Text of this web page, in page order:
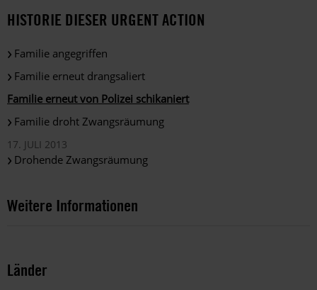
HISTORIE DIESER URGENT ACTION
Familie angegriffen
Familie erneut drangsaliert
Familie erneut von Polizei schikaniert
Familie droht Zwangsräumung
17. JULI 2013
Drohende Zwangsräumung
Weitere Informationen
Länder